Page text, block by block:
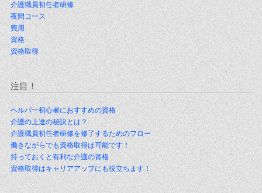
介護職員初任者研修
夜間コース
費用
資格
資格取得
注目！
ヘルパー初心者におすすめの資格
介護の上達の秘訣とは？
介護職員初任者研修を修了するためのフロー
働きながらでも資格取得は可能です！
持っておくと有利な介護の資格
資格取得はキャリアアップにも役立ちます！